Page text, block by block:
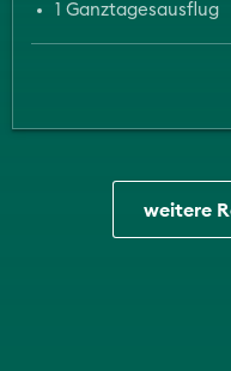
1 Ganztagesausflug
weitere